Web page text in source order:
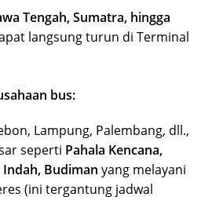
Tengah, Sumatra, hingga
langsung turun di Terminal
bus:
Lampung, Palembang, dll.,
seperti Pahala Kencana,
Indah, Budiman yang melayani
(ini tergantung jadwal